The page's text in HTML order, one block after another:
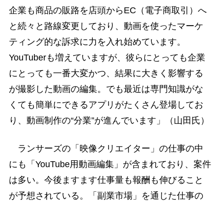
企業も商品の販路を店頭からEC（電子商取引）へ
と続々と路線変更しており、動画を使ったマーケ
ティング的な訴求に力を入れ始めています。
YouTuberも増えていますが、彼らにとっても企業
にとっても一番大変かつ、結果に大きく影響する
が撮影した動画の編集。でも最近は専門知識がな
くても簡単にできるアプリがたくさん登場してお
り、動画制作の“分業”が進んでいます」（山田氏）
ランサーズの「映像クリエイター」の仕事の中
にも「YouTube用動画編集」が含まれており、案件
は多い。今後ますます仕事量も報酬も伸びること
が予想されている。「副業市場」を通じた仕事の